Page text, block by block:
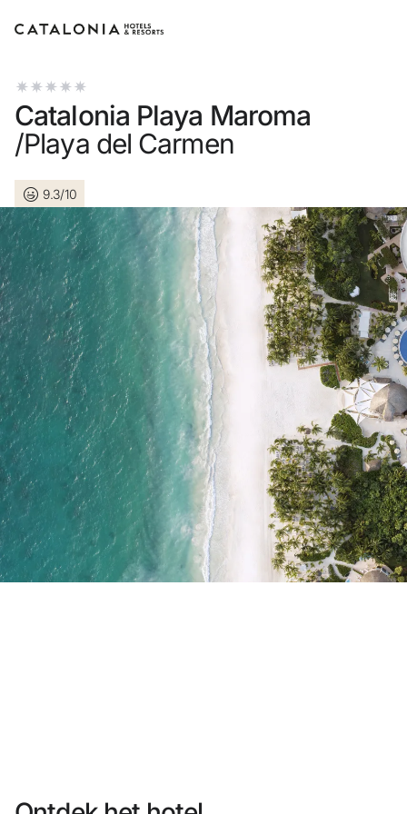
Log in op je account
Log in
Wachtwoord vergeten?
of gebruik een van deze opties
Aanmelden met Google
Sessie beginnen met enkel e-mailadres
Heb je nog geen account?
Een account aanmaken
Geniet van de voordelen om deel uit te maken van
Gegarandeerd de beste prijs
Catalonia Playa Maroma
/Playa del Carmen
9.3/10